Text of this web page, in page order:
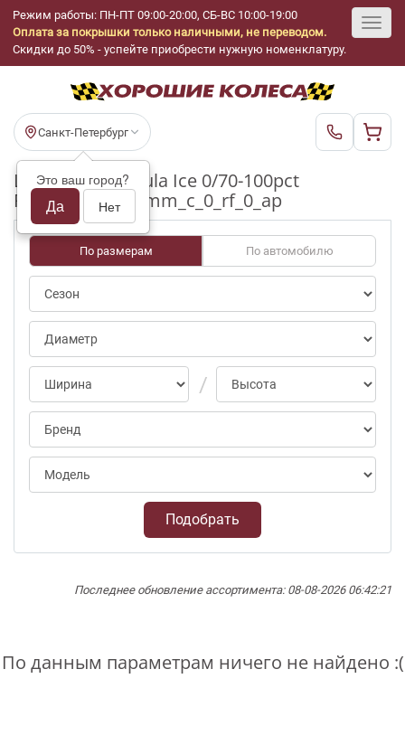
Режим работы: ПН-ПТ 09:00-20:00, СБ-ВС 10:00-19:00
Оплата за покрышки только наличными, не переводом.
Скидки до 50% - успейте приобрести нужную номенклатуру.
Санкт-Петербург
Это ваш город?
Да Нет
Шины бу Formula Ice 0/70-100pct
R16_215_60_6-7mm_c_0_rf_0_ap
По размерам По автомобилю
Подобрать
Последнее обновление ассортимента: 08-08-2026 06:42:21
По данным параметрам ничего не найдено :(